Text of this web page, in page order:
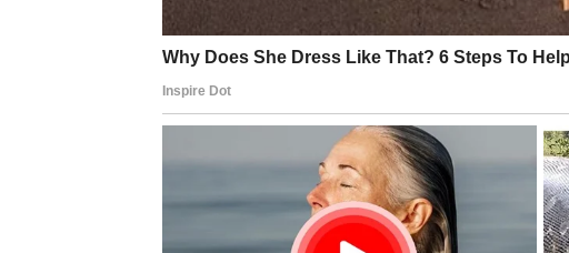
istinu. Možda nije lako ono što saznajete, ali donosi
U ljubavi: razgovor koji menja tok odnosa. Ili idete
Poruka:
VAGA
Vage su među znacima koje karma nagrađuje.